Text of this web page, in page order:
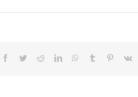
Facebook
TwitterRedditLinkedInWhatsApp
Tumblr Pinterest
Vk